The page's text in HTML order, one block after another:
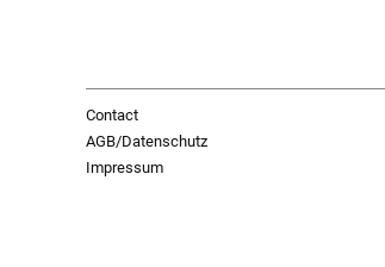
Contact
AGB/Datenschutz
Impressum